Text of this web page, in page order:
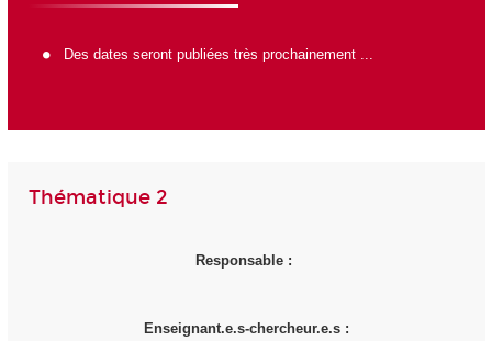
Des dates seront publiées très prochainement ...
Thématique 2
Responsable :
Enseignant.e.s-chercheur.e.s :